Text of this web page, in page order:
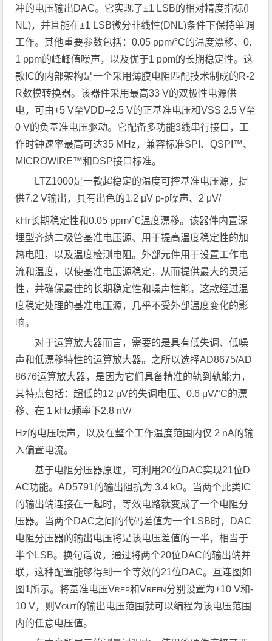
冲的电压输出DAC。它实现了±1 LSB的相对精度指标(I
NL)，并且能在±1 LSB微分非线性(DNL)条件下保持单调
工作。其他重要参数包括：0.05 ppm/°C的温度漂移、0.
1 ppm的峰峰值噪声，以及优于1 ppm的长期稳定性。这
款IC的内部架构是一个采用薄膜电阻匹配技术制成的R-2
R数模转换器。该器件采用最高33 V的双极性电源供
电，可由+5 V至VDD–2.5 V的正基准电压和VSS 2.5 V至
0 V的负基准电压驱动。它配备多功能3线串行接口，工
作时钟速率最高可达35 MHz，兼容标准SPI、QSPI™、
MICROWIRE™和DSP接口标准。
LTZ1000是一款超稳定的温度可控基准电压源，提
供7.2 V输出，具有出色的1.2 µV p-p噪声、2 μV/
kHr长期稳定性和0.05 ppm/℃温度漂移。该器件内置深
埋型齐纳二极管基准电压源、用于提高温度稳定性的加
热电阻，以及温度检测电阻。外部元件用于设置工作电
流和温度，以使基准电压源稳定，从而提供最大的灵活
性，并确保最佳的长期稳定性和噪声性能。这款经过温
度稳定处理的基准电压源，几乎不受外部温度变化的影
响。
对于运算放大器而言，需要的是具有低失调、低噪
声和低漂移特性的运算放大器。之所以选择AD8675/AD
8676运算放大器，是因为它们具备精准的轨到轨能力，
其特点包括：超低的12 μV的失调电压、0.6 μV/°C的漂
移、在 1 kHz频率下2.8 nV/
Hz的电压噪声，以及在整个工作温度范围内仅 2 nA的输
入偏置电流。
基于电阻分压器原理，可利用20位DAC实现21位D
AC功能。AD5791的输出阻抗为 3.4 kΩ。当两个此类IC
的输出端连接在一起时，等效电路就变成了一个电阻分
压器。当两个DAC之间的代码差值为一个LSB时，DAC
电阻分压器的输出电压将是该电压差值的一半，相当于
半个LSB。换句话说，通过将两个20位DAC的输出端并
联，这种配置能够得到一个等效的21位DAC。互连图如
图1所示。将基准电压VREP和VREFN 分别设置为+10 V和-
10 V，则VOUT的输出电压范围就可以编程为该电压范围
内的任意电压值。